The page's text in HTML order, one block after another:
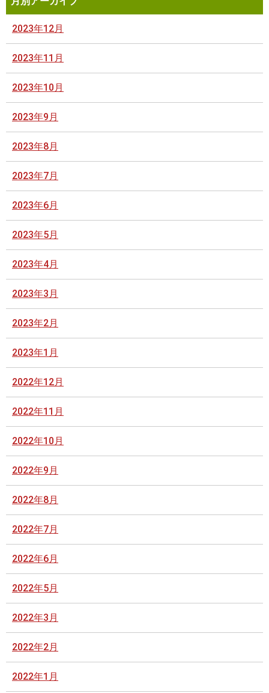
2023年12月
2023年11月
2023年10月
2023年9月
2023年8月
2023年7月
2023年6月
2023年5月
2023年4月
2023年3月
2023年2月
2023年1月
2022年12月
2022年11月
2022年10月
2022年9月
2022年8月
2022年7月
2022年6月
2022年5月
2022年3月
2022年2月
2022年1月